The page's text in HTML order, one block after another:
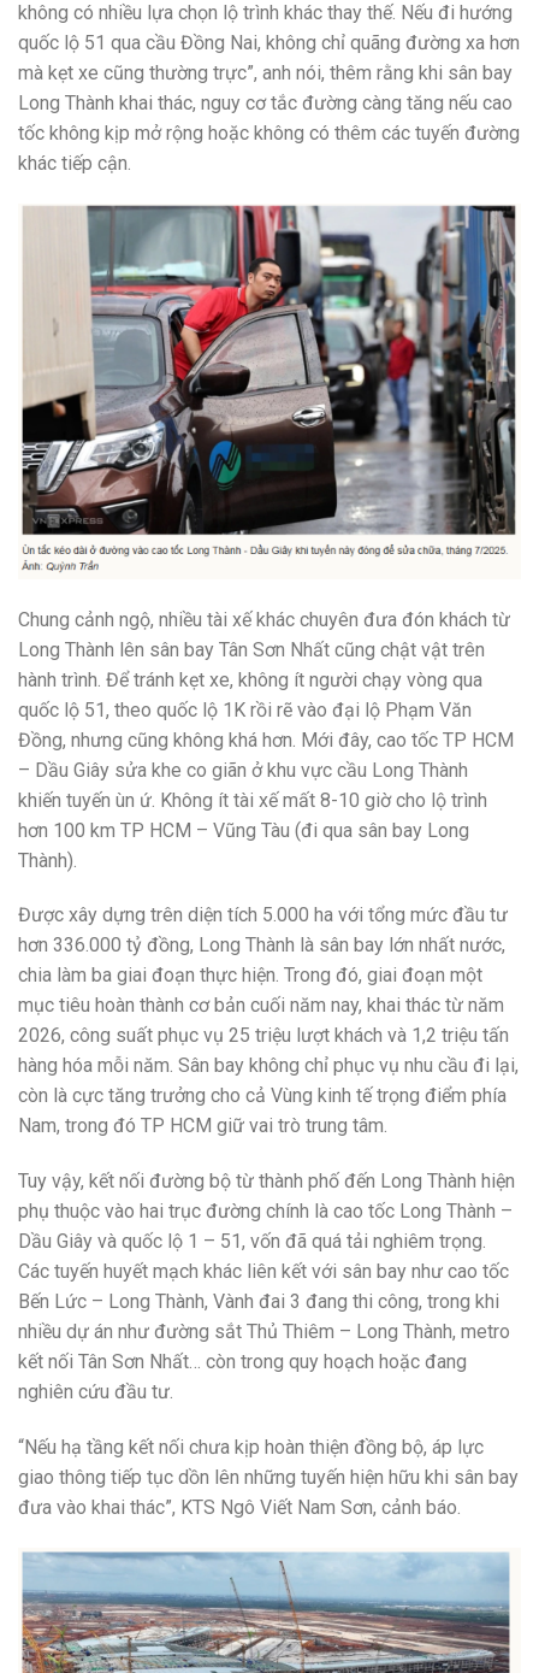
không có nhiều lựa chọn lộ trình khác thay thế. Nếu đi hướng
quốc lộ 51 qua cầu Đồng Nai, không chỉ quãng đường xa hơn
mà kẹt xe cũng thường trực”, anh nói, thêm rằng khi sân bay
Long Thành khai thác, nguy cơ tắc đường càng tăng nếu cao
tốc không kịp mở rộng hoặc không có thêm các tuyến đường
khác tiếp cận.
Chung cảnh ngộ, nhiều tài xế khác chuyên đưa đón khách từ
Long Thành lên sân bay Tân Sơn Nhất cũng chật vật trên
hành trình. Để tránh kẹt xe, không ít người chạy vòng qua
quốc lộ 51, theo quốc lộ 1K rồi rẽ vào đại lộ Phạm Văn
Đồng, nhưng cũng không khá hơn. Mới đây, cao tốc TP HCM
– Dầu Giây sửa khe co giãn ở khu vực cầu Long Thành
khiến tuyến ùn ứ. Không ít tài xế mất 8-10 giờ cho lộ trình
hơn 100 km TP HCM – Vũng Tàu (đi qua sân bay Long
Thành).
Được xây dựng trên diện tích 5.000 ha với tổng mức đầu tư
hơn 336.000 tỷ đồng, Long Thành là sân bay lớn nhất nước,
chia làm ba giai đoạn thực hiện. Trong đó, giai đoạn một
mục tiêu hoàn thành cơ bản cuối năm nay, khai thác từ năm
2026, công suất phục vụ 25 triệu lượt khách và 1,2 triệu tấn
hàng hóa mỗi năm. Sân bay không chỉ phục vụ nhu cầu đi lại,
còn là cực tăng trưởng cho cả Vùng kinh tế trọng điểm phía
Nam, trong đó TP HCM giữ vai trò trung tâm.
Tuy vậy, kết nối đường bộ từ thành phố đến Long Thành hiện
phụ thuộc vào hai trục đường chính là cao tốc Long Thành –
Dầu Giây và quốc lộ 1 – 51, vốn đã quá tải nghiêm trọng.
Các tuyến huyết mạch khác liên kết với sân bay như cao tốc
Bến Lức – Long Thành, Vành đai 3 đang thi công, trong khi
nhiều dự án như đường sắt Thủ Thiêm – Long Thành, metro
kết nối Tân Sơn Nhất… còn trong quy hoạch hoặc đang
nghiên cứu đầu tư.
“Nếu hạ tầng kết nối chưa kịp hoàn thiện đồng bộ, áp lực
giao thông tiếp tục dồn lên những tuyến hiện hữu khi sân bay
đưa vào khai thác”, KTS Ngô Viết Nam Sơn, cảnh báo.